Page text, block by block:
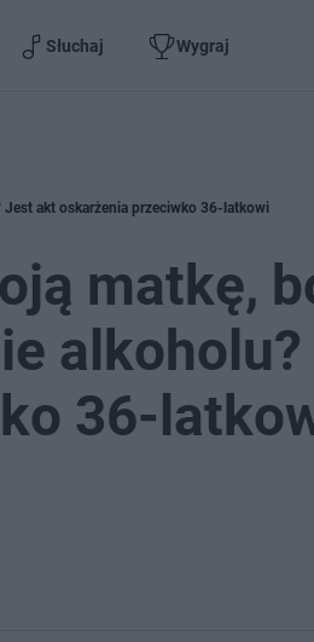
Słuchaj Wygraj
Jest akt oskarżenia przeciwko 36-latkowi
matkę,
36-